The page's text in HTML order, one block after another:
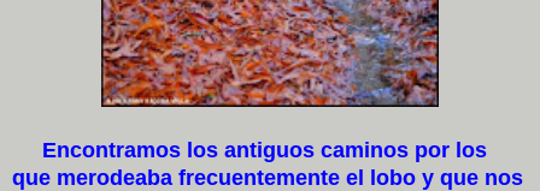
Encontramos los antiguos caminos por los
que merodeaba frecuentemente el lobo y que nos